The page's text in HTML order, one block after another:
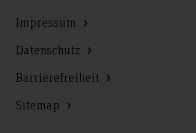
Impressum
Datenschutz
Barrierefreiheit
Sitemap